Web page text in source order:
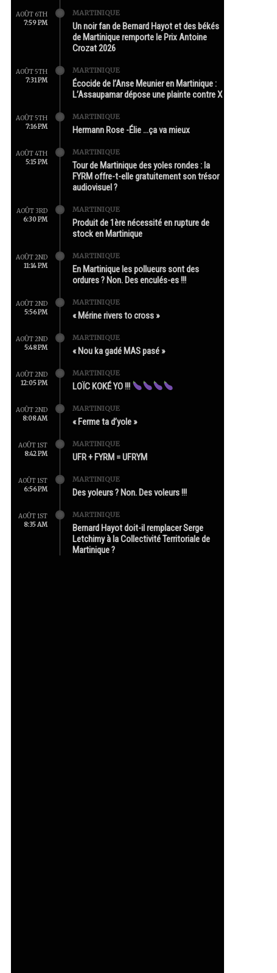
AOÛT 6TH
7:59 PM
MARTINIQUE
Un noir fan de Bernard Hayot et des békés
de Martinique remporte le Prix Antoine
Crozat 2026
AOÛT 5TH
7:31 PM
MARTINIQUE
Écocide de l’Anse Meunier en Martinique :
L’Assaupamar dépose une plainte contre X
AOÛT 5TH
7:16 PM
MARTINIQUE
Hermann Rose -Élie …ça va mieux
AOÛT 4TH
5:15 PM
MARTINIQUE
Tour de Martinique des yoles rondes : la
FYRM offre-t-elle gratuitement son trésor
audiovisuel ?
AOÛT 3RD
6:30 PM
MARTINIQUE
Produit de 1ère nécessité en rupture de
stock en Martinique
AOÛT 2ND
11:14 PM
MARTINIQUE
En Martinique les pollueurs sont des
ordures ? Non. Des enculés-es !!!
AOÛT 2ND
5:56 PM
MARTINIQUE
« Mérine rivers to cross »
AOÛT 2ND
5:48 PM
MARTINIQUE
« Nou ka gadé MAS pasé »
AOÛT 2ND
12:05 PM
MARTINIQUE
LOÏC KOKÉ YO !!!
AOÛT 2ND
8:08 AM
MARTINIQUE
« Ferme ta d’yole »
AOÛT 1ST
8:42 PM
MARTINIQUE
UFR + FYRM = UFRYM
AOÛT 1ST
6:56 PM
MARTINIQUE
Des yoleurs ? Non. Des voleurs !!!
AOÛT 1ST
8:35 AM
MARTINIQUE
Bernard Hayot doit-il remplacer Serge
Letchimy à la Collectivité Territoriale de
Martinique ?